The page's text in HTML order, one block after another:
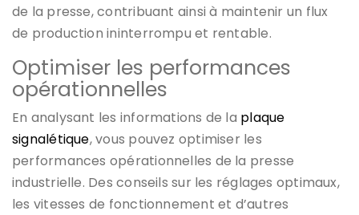
de la presse, contribuant ainsi à maintenir un flux
de production ininterrompu et rentable.
Optimiser les performances
opérationnelles
En analysant les informations de la plaque
signalétique, vous pouvez optimiser les
performances opérationnelles de la presse
industrielle. Des conseils sur les réglages optimaux,
les vitesses de fonctionnement et d’autres